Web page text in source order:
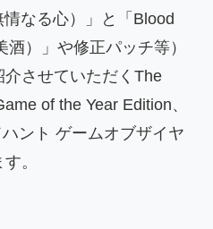
情なる心）」と「Blood
）」や修正パッチ等）
させていただくThe
of the Year Edition、
ント ゲームオブザイヤ
。